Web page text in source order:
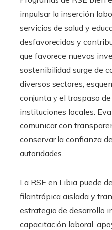
impulsar la inserción
servicios de salud y
desfavorecidas y
que favorece nuevas
sostenibilidad surge de
diversos sectores,
conjunta y el traspaso
instituciones locales.
comunicar con
conservar la confianza
autoridades.
La RSE en Libia puede
filantrópica aislada y
estrategia de desarrollo
capacitación laboral,